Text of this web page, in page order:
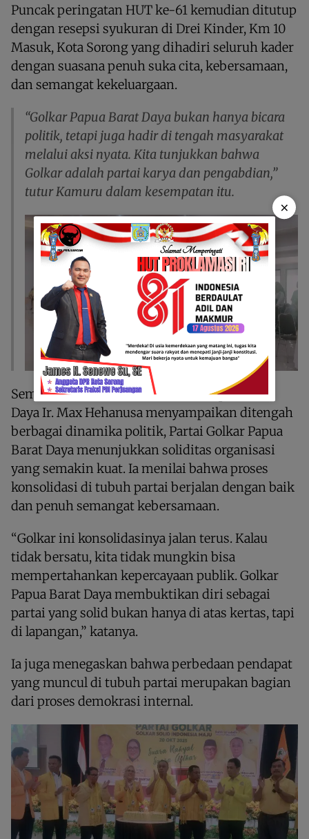
Puncak peringatan HUT ke-61 kemudian ditutup
dengan resepsi syukuran di Drei Kinder, Km 10
Masuk, Kota Sorong yang dihadiri seluruh kader
dengan suasana penuh suka cita, kebersamaan,
dan semangat kekeluargaan.
“Golkar Papua Barat Daya bukan hanya bicara
politik, tetapi juga hadir di tengah masyarakat
melalui aksi nyata. Kita tunjukkan bahwa
Golkar adalah partai karya dan pengabdian,”
tutur Kamuru dalam kesempatan itu.
Sementara, Plt Ketua DPD Golkar Papua Barat
Daya Ir. Max Hehanusa menyampaikan ditengah
berbagai dinamika politik, Partai Golkar Papua
Barat Daya menunjukkan soliditas organisasi
yang semakin kuat. Ia menilai bahwa proses
konsolidasi di tubuh partai berjalan dengan baik
dan penuh semangat kebersamaan.
“Golkar ini konsolidasinya jalan terus. Kalau
tidak bersatu, kita tidak mungkin bisa
mempertahankan kepercayaan publik. Golkar
Papua Barat Daya membuktikan diri sebagai
partai yang solid bukan hanya di atas kertas, tapi
di lapangan,” katanya.
Ia juga menegaskan bahwa perbedaan pendapat
yang muncul di tubuh partai merupakan bagian
dari proses demokrasi internal.
×